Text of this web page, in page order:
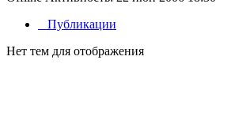
Публикации
Нет тем для отображения